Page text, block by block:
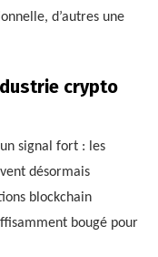
d’autres une
crypto
signal fort : les
désormais
blockchain
bougé pour